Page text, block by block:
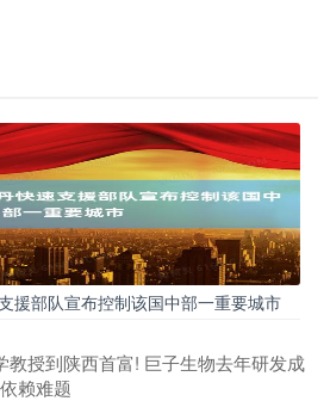
援部队宣布控制该国中部一重要城市
教授到陕西首富! 巨子生物去年研发成
赖难题